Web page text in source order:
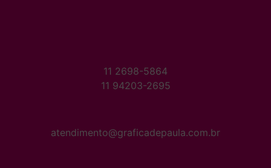
11 2698-5864
11 94203-2695
atendimento@graficadepaula.com.br